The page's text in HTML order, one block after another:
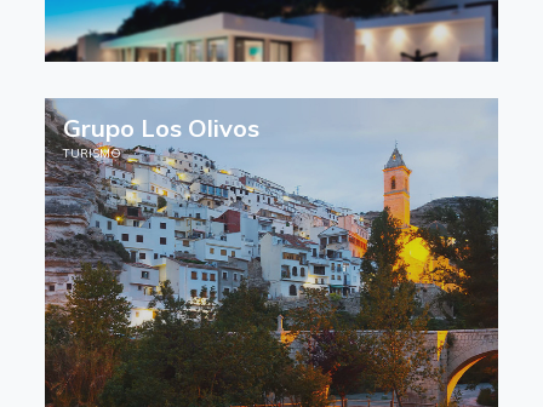
Grupo Los Olivos
TURISMO